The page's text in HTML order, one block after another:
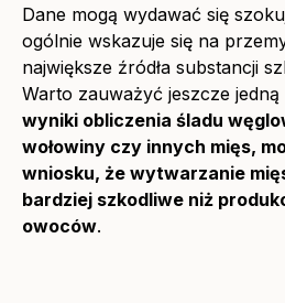
Dane mogą wydawać się
ogólnie wskazuje się na
największe źródła substancji
Warto zauważyć jeszcze jedną
wyniki obliczenia śladu
wołowiny czy innych mięs,
wniosku, że wytwarzanie
bardziej szkodliwe niż
owoców.